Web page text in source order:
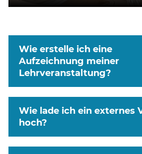
Wie erstelle ich eine
Aufzeichnung meiner
Lehrveranstaltung?
Wie lade ich ein externes
hoch?